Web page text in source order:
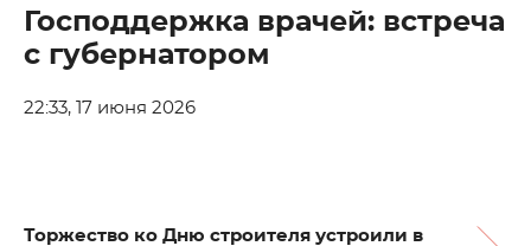
Господдержка врачей: встреча
с губернатором
22:33, 17 июня 2026
Торжество ко Дню строителя устроили в